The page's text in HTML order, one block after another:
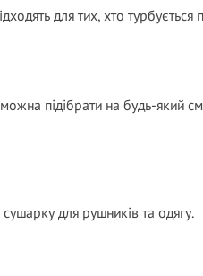
для тих, хто
підібрати на будь-який
для рушників та одягу.